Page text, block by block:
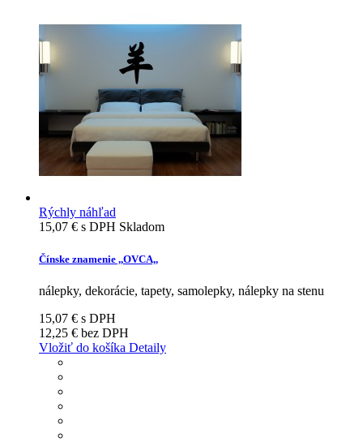
Rýchly náhľad
15,07 € s DPH Skladom
Čínske znamenie ,,OVCA,,
nálepky, dekorácie, tapety, samolepky, nálepky na stenu
15,07 € s DPH
12,25 € bez DPH
Vložiť do košíka Detaily